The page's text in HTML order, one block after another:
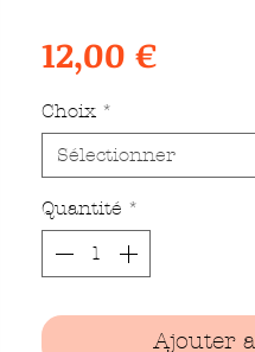
12,00 €Prix
Choix *
Sélectionner
Quantité *
Ajouter